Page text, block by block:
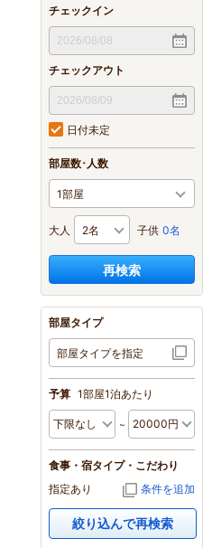
チェックイン
チェックアウト
日付未定
部屋数･人数
大人 子供 0名
再検索
部屋タイプ
部屋タイプを指定
予算 1部屋1泊あたり
食事・宿タイプ・こだわり
指定あり
条件を追加
絞り込んで再検索